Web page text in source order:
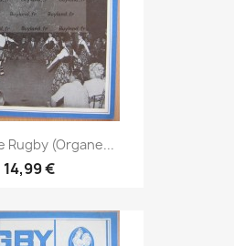
Rugby (Organe...
14,99 €